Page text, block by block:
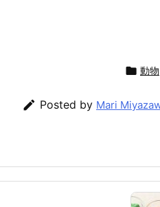
 動物
 Posted by Mari